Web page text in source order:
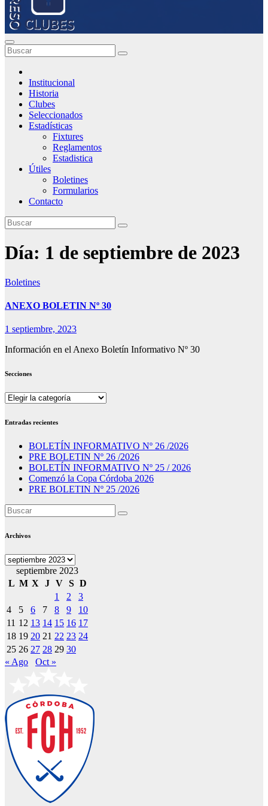
Institucional
Historia
Clubes
Seleccionados
Estadísticas
Fixtures
Reglamentos
Estadistica
Útiles
Boletines
Formularios
Contacto
Día: 1 de septiembre de 2023
Boletines
ANEXO BOLETIN Nº 30
1 septiembre, 2023
Información en el Anexo Boletín Informativo Nº 30
Secciones
Secciones
Entradas recientes
BOLETÍN INFORMATIVO Nº 26 /2026
PRE BOLETIN Nº 26 /2026
BOLETÍN INFORMATIVO Nº 25 / 2026
Comenzó la Copa Córdoba 2026
PRE BOLETIN Nº 25 /2026
Archivos
Archivos
septiembre 2023
L M X J V S D
1
2
3
4
5 6 7 8 9
10
11 12 13 14 15 16 17
18 19 20 21 22 23 24
25 26 27 28 29 30
« Ago
Oct »